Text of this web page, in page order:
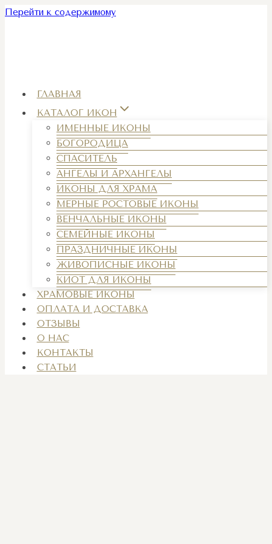
Перейти к содержимому
ГЛАВНАЯ
КАТАЛОГ ИКОН
ИМЕННЫЕ ИКОНЫ
БОГОРОДИЦА
СПАСИТЕЛЬ
АНГЕЛЫ И АРХАНГЕЛЫ
ИКОНЫ ДЛЯ ХРАМА
МЕРНЫЕ РОСТОВЫЕ ИКОНЫ
ВЕНЧАЛЬНЫЕ ИКОНЫ
СЕМЕЙНЫЕ ИКОНЫ
ПРАЗДНИЧНЫЕ ИКОНЫ
ЖИВОПИСНЫЕ ИКОНЫ
КИОТ ДЛЯ ИКОНЫ
ХРАМОВЫЕ ИКОНЫ
ОПЛАТА И ДОСТАВКА
ОТЗЫВЫ
О НАС
КОНТАКТЫ
СТАТЬИ